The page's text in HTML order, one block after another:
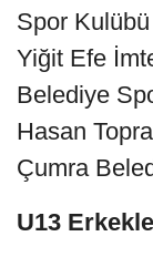
Spor Kulübü
Yiğit Efe
Belediye
Hasan
Çumra
U13